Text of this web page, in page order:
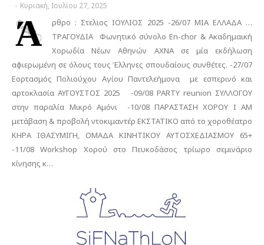
- Κυριακή, Ιουλίου 27, 2025
Ά
ρθρο : Στελιος ΙΟΥΛΙΟΣ 2025 -26/07 ΜΙΑ ΕΛΛΑΔΑ …
ΤΡΑΓΟΥΔΙΑ Φωνητικό σύνολο En-chor & Aκαδημαική
Χορωδία Νέων Αθηνών ΑΧΝΑ σε μία εκδήλωση
αφιερωμένη σε όλους τους Έλληνες σπουδαίους συνθέτες. -27/07
Εορτασμός Πολιούχου Αγίου Παντελεήμονα με εσπερινό και
αρτοκλασία ΑΥΓΟΥΣΤΟΣ 2025 -09/08 PARTY reunion ΣΥΛΛΟΓΟΥ
στην παραλία Μικρό Αμόνι -10/08 ΠΑΡΑΣΤΑΣΗ ΧΟΡΟΥ Ι ΑΜ
μετάβαση & προβολή ντοκιμαντέρ ΕΚΣΤΑΤΙΚΟ από το χοροθέατρο
ΚΗΡΑ ΙΘΑΣΥΜΙΓΗ, ΟΜΑΔΑ ΚΙΝΗΤΙΚΟΥ ΑΥΤΟΣΧΕΔΙΑΣΜΟΥ 65+
-11/08 Workshop Χορού στο Πευκοδάσος τρίωρο σεμινάριο
κίνησης κ…